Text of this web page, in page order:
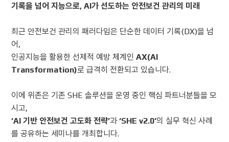
기록을 넘어 지능으로, AI가 선도하는 안전보건 관리의 미래
최근 안전보건 관리의 패러다임은 단순한 데이터 기록(DX)을 넘
어,
인공지능을 활용한 선제적 예방 체계인AX(AI
Transformation)로 급격히 전환되고 있습니다.
이에 위존은 기존 SHE 솔루션을 운영 중인 핵심 파트너분들을 모
시고,
‘AI 기반 안전보건 고도화 전략’과‘SHE v2.0’의 실무 혁신 사례
를 공유하는 세미나를 개최합니다.